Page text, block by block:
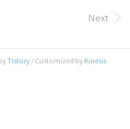
카메라는 2400만 화소, 후면에
메인 카메라와 1300만 화소의 초
지원하며, 전면 스테레오 스피
터가 내장되어 좌우 버튼 터치 시
Next
Tistory / Customized by Kinesis